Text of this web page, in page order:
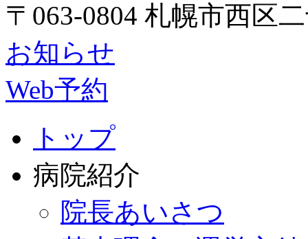
〒063-0804 札幌市西区
お知らせ
Web予約
トップ
病院紹介
院長あいさつ